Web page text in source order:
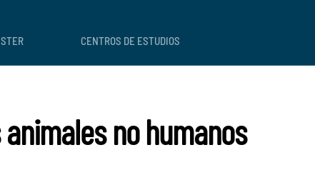
CENTROS DE ESTUDIOS
no humanos